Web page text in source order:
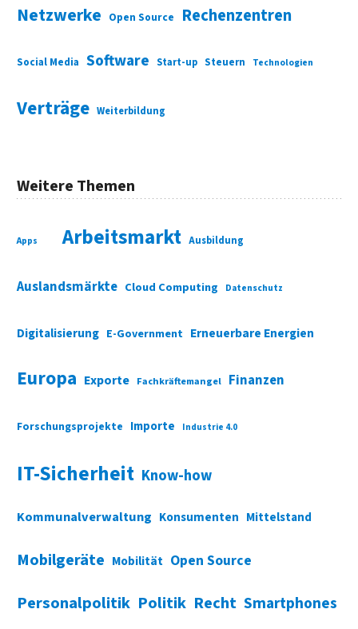
Netzwerke Open Source Rechenzentren
Social Media Software Start-up Steuern Technologien
Verträge Weiterbildung
Weitere Themen
Apps Arbeitsmarkt Ausbildung
Auslandsmärkte Cloud Computing Datenschutz
Digitalisierung E-Government Erneuerbare Energien
Europa Exporte Fachkräftemangel Finanzen
Forschungsprojekte Importe Industrie 4.0
IT-Sicherheit Know-how
Kommunalverwaltung Konsumenten Mittelstand
Mobilgeräte Mobilität Open Source
Personalpolitik Politik Recht Smartphones